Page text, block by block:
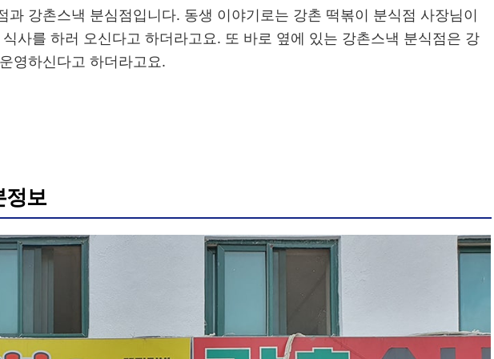
과 강촌스낵 분심점입니다. 동생 이야기로는 강촌 떡볶이 분식점 사장님이
사를 하러 오신다고 하더라고요. 또 바로 옆에 있는 강촌스낵 분식점은 강
영하신다고 하더라고요.
정보